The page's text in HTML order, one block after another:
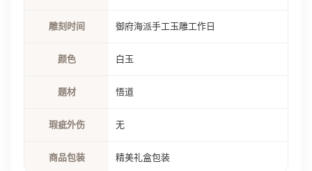
雕刻时间 御府海派手工玉雕工作日
颜色 白玉
题材 悟道
瑕疵外伤 无
商品包装 精美礼盒包装